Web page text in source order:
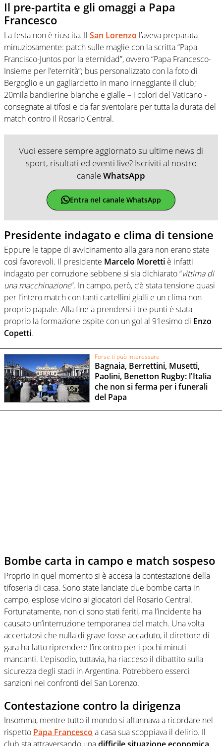
Il pre-partita e gli omaggi a Papa
Francesco
La festa non è riuscita. Il San Lorenzo l’aveva preparata
minuziosamente: patch sulle maglie con la scritta “Papa
Francisco-Juntos por la eternidad”, ovvero “Papa Francesco-
Insieme per l’eternità”; bus personalizzato con la foto di
Bergoglio e un gagliardetto in mano inneggiante il club;
20mila bandierine bianche e gialle – i colori del Vaticano -
consegnate ai tifosi e da far sventolare per tutta la durata del
match contro il Rosario Central.
Vuoi essere sempre aggiornato su ultime news di
sport, risultati ed eventi live? Iscriviti al nostro
canaleWhatsApp
Entra nel canale WhatsApp
Presidente indagato e clima di tensione
Eppure le tappe di avvicinamento alla gara non erano state
così favorevoli. Il presidente Marcelo Moretti è infatti
indagato per corruzione sebbene si sia dichiarato “vittima di
una macchinazione“. In campo, però, c’è stata tensione quasi
per l’intero match con tanti cartellini gialli e un clima non
proprio papale. Alla fine a prendersi i tre punti è stata
proprio la formazione ospite con un gol al 91esimo di Enzo
Copetti.
Forse ti può interessare
Bagnaia, Berrettini, Musetti,
Paolini, Benetton Rugby: l'Italia
che non si ferma per i funerali
del Papa
Bombe carta in campo e match sospeso
Proprio in quel momento si è accesa la contestazione della
tifoseria di casa. Sono state lanciate due bombe carta in
campo, esplose vicino ai giocatori del Rosario Central.
Fortunatamente, non ci sono stati feriti, ma l’incidente ha
causato un’interruzione temporanea del match. Una volta
accertatosi che nulla di grave fosse accaduto, il direttore di
gara ha fatto riprendere l’incontro per i pochi minuti
mancanti. L’episodio, tuttavia, ha riacceso il dibattito sulla
sicurezza degli stadi in Argentina. Potrebbero esserci
sanzioni nei confronti del San Lorenzo.
Contestazione contro la dirigenza
Insomma, mentre tutto il mondo si affannava a ricordare nel
rispetto Papa Francesco a casa sua scoppiava il delirio. Il